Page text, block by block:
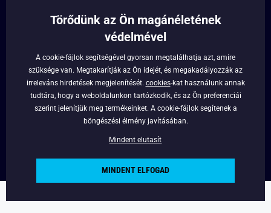
KAPCSOLAT
info@legyferfi.hu
FONTOS INFORMÁCIÓK
RÓLUNK
Törődünk az Ön magánéletének
védelmével
A cookie-fájlok segítségével gyorsan megtalálhatja azt, amire
szüksége van. Megtakarítják az Ön idejét, és megakadályozzák az
irreleváns hirdetések megjelenítését. cookies-kat használunk annak
tudtára, hogy a weboldalunkon tartózkodik, és az Ön preferenciái
szerint jelenítjük meg termékeinket. A cookie-fájlok segítenek a
böngészési élmény javításában.
Mindent elutasít
MINDENT ELFOGAD